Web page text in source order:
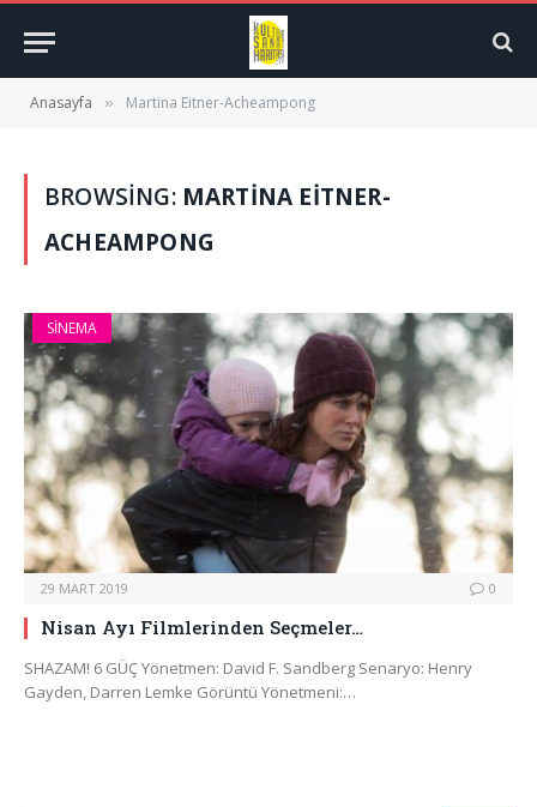
Anasayfa » Martina Eitner-Acheampong
BROWSING: MARTINA EITNER-
ACHEAMPONG
SINEMA
29 MART 2019 0
Nisan Ayı Filmlerinden Seçmeler…
SHAZAM! 6 GÜÇ Yönetmen: David F. Sandberg Senaryo: Henry
Gayden, Darren Lemke Görüntü Yönetmeni:…